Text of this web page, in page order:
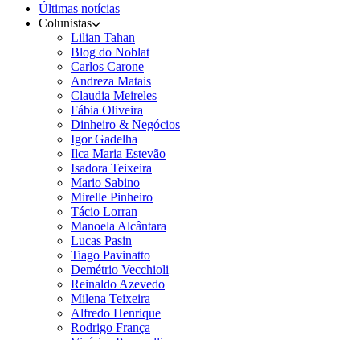
Últimas notícias
Colunistas
Lilian Tahan
Blog do Noblat
Carlos Carone
Andreza Matais
Claudia Meireles
Fábia Oliveira
Dinheiro & Negócios
Igor Gadelha
Ilca Maria Estevão
Isadora Teixeira
Mario Sabino
Mirelle Pinheiro
Tácio Lorran
Manoela Alcântara
Lucas Pasin
Tiago Pavinatto
Demétrio Vecchioli
Reinaldo Azevedo
Milena Teixeira
Alfredo Henrique
Rodrigo França